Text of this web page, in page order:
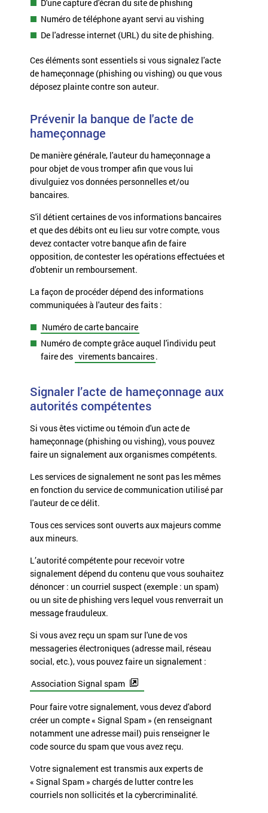
D'une capture d'écran du site de phishing
Numéro de téléphone ayant servi au vishing
De l'adresse internet (URL) du site de phishing.
Ces éléments sont essentiels si vous signalez l'acte
de hameçonnage (phishing ou vishing) ou que vous
déposez plainte contre son auteur.
Prévenir la banque de l'acte de
hameçonnage
De manière générale, l'auteur du hameçonnage a
pour objet de vous tromper afin que vous lui
divulguiez vos données personnelles et/ou
bancaires.
S'il détient certaines de vos informations bancaires
et que des débits ont eu lieu sur votre compte, vous
devez contacter votre banque afin de faire
opposition, de contester les opérations effectuées et
d'obtenir un remboursement.
La façon de procéder dépend des informations
communiquées à l'auteur des faits :
Numéro de carte bancaire
Numéro de compte grâce auquel l'individu peut
faire des virements bancaires.
Signaler l’acte de hameçonnage aux
autorités compétentes
Si vous êtes victime ou témoin d'un acte de
hameçonnage (phishing ou vishing), vous pouvez
faire un signalement aux organismes compétents.
Les services de signalement ne sont pas les mêmes
en fonction du service de communication utilisé par
l'auteur de ce délit.
Tous ces services sont ouverts aux majeurs comme
aux mineurs.
L’autorité compétente pour recevoir votre
signalement dépend du contenu que vous souhaitez
dénoncer : un courriel suspect (exemple : un spam)
ou un site de phishing vers lequel vous renverrait un
message frauduleux.
Si vous avez reçu un spam sur l'une de vos
messageries électroniques (adresse mail, réseau
social, etc.), vous pouvez faire un signalement :
Association Signal spam
Pour faire votre signalement, vous devez d'abord
créer un compte « Signal Spam » (en renseignant
notamment une adresse mail) puis renseigner le
code source du spam que vous avez reçu.
Votre signalement est transmis aux experts de
« Signal Spam » chargés de lutter contre les
courriels non sollicités et la cybercriminalité.